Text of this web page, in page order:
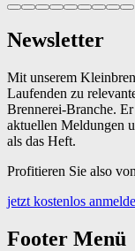
Newsletter
Mit unserem
Laufenden zu
Brennerei-Branche.
aktuellen Meldungen
als das Heft.
Profitieren Sie also
jetzt kostenlos
Footer Menü